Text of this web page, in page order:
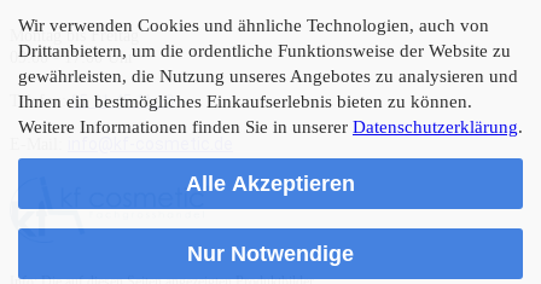
Wir verwenden Cookies und ähnliche Technologien, auch von
Drittanbietern, um die ordentliche Funktionsweise der Website zu
gewährleisten, die Nutzung unseres Angebotes zu analysieren und
Ihnen ein bestmögliches Einkaufserlebnis bieten zu können.
Weitere Informationen finden Sie in unserer Datenschutzerklärung.
Alle Akzeptieren
Nur Notwendige
Montag bis Freitag
09:00 - 17:00 Uhr
Telefon:05 21 45 11 10